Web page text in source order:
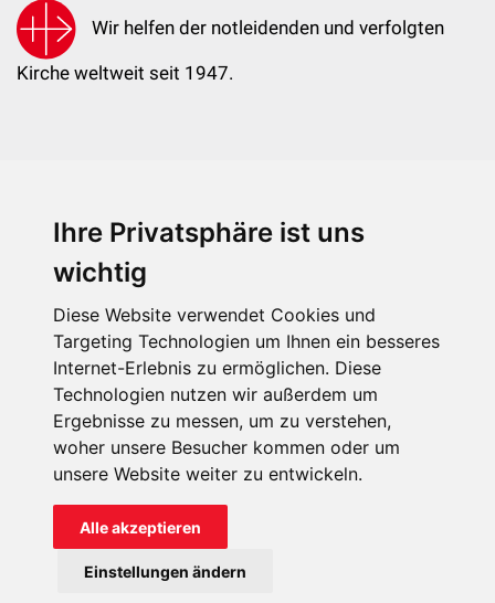
Ihre Privatsphäre ist uns
wichtig
Diese Website verwendet Cookies und
Targeting Technologien um Ihnen ein besseres
Internet-Erlebnis zu ermöglichen. Diese
Technologien nutzen wir außerdem um
Ergebnisse zu messen, um zu verstehen,
woher unsere Besucher kommen oder um
unsere Website weiter zu entwickeln.
Alle akzeptieren
Einstellungen ändern
Wir helfen der notleidenden und verfolgten
Kirche weltweit seit 1947.
KIRCHE IN NOT - Österreich
kin@kircheinnot.at
KIN weltweit
Impressum Datenschutz